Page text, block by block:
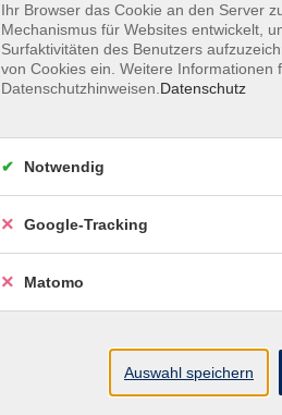
Italienisch
Ihr Browser das Cookie an den Server
Mechanismus für Websites entwickelt,
Surfaktivitäten des Benutzers
von Cookies ein. Weitere Informationen
Datenschutzhinweisen. Datenschutz
Notwendig
Google-Tracking
Matomo
Auswahl speichern